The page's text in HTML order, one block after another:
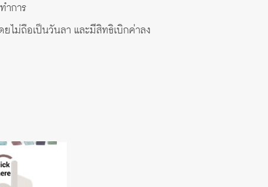
ำการ
ไม่ถือเป็นวันลา และมีสิทธิเบิกค่าลง